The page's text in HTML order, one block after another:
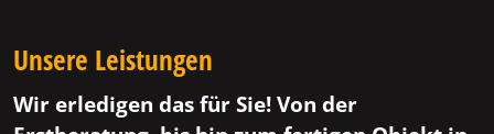
Unsere Leistungen
Wir erledigen das für Sie! Von der